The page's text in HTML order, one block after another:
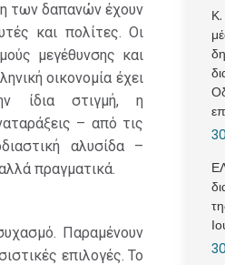
των δαπανών έχουν
και πολίτες. Οι
μεγέθυνσης και
οικονομία έχει
ίδια στιγμή, η
– από τις
αλυσίδα –
πραγματικά.
Παραμένουν
επιλογές. Το